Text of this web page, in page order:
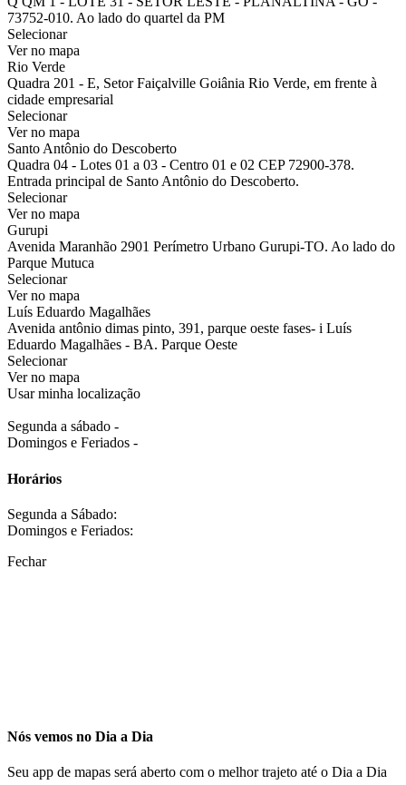
73752-010. Ao lado do quartel da PM
Selecionar
Ver no mapa
Rio Verde
Quadra 201 - E, Setor Faiçalville Goiânia Rio Verde, em frente à
cidade empresarial
Selecionar
Ver no mapa
Santo Antônio do Descoberto
Quadra 04 - Lotes 01 a 03 - Centro 01 e 02 CEP 72900-378.
Entrada principal de Santo Antônio do Descoberto.
Selecionar
Ver no mapa
Gurupi
Avenida Maranhão 2901 Perímetro Urbano Gurupi-TO. Ao lado do
Parque Mutuca
Selecionar
Ver no mapa
Luís Eduardo Magalhães
Avenida antônio dimas pinto, 391, parque oeste fases- i Luís
Eduardo Magalhães - BA. Parque Oeste
Selecionar
Ver no mapa
Usar minha localização
Segunda a sábado -
Domingos e Feriados -
Horários
Segunda a Sábado:
Domingos e Feriados:
Fechar
Nós vemos no Dia a Dia
Seu app de mapas será aberto com o melhor trajeto até o Dia a Dia